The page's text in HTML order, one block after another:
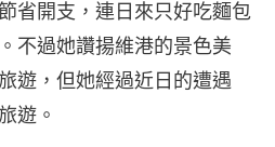
省開支，連日來只好吃麵包
不過她讚揚維港的景色美
遊，但她經過近日的遭遇
遊。